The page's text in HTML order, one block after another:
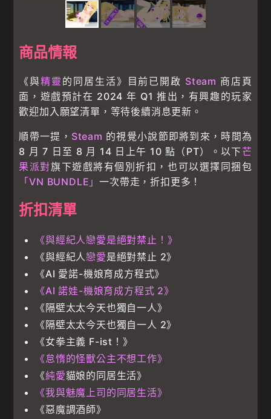
商品情報
《與精靈 的同居生活》目前已開啟 Steam 商店頁
面，遊戲預計在 2024 年 Q1 推出，有興趣的玩家
歡迎加入願望清單，等待後續消息更新。
順帶一提， Steam 的視覺小說節即將到來，時間為
8 月 7 日至 8 月 14 日上午 10 點（PT）。以下芒
果派對旗下遊戲將有個別折扣，也可以選擇同捆包
「VN BUNDLE」一次帶走，折扣更多！
折扣清單
《與經紀人戀愛是絕對禁止！》
《與經紀人戀愛是絕對禁止 2》
《AI 愛諾-機娘育成方程式》
《AI 諾娃-機娘育成方程式 2》
《隔壁太太今天也獨自一人》
《隔壁太太今天也獨自一人 2》
《女拳主義 F-ist！》
《怠惰的怪獸公主不想工作》
《純愛貓娘的同居生活》
《我與魅魔上司的同居生活》
《惡魔調酒師》